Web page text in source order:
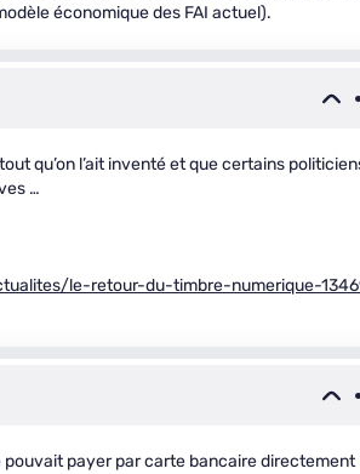
économique des FAI actuel).
qu’on l’ait inventé et que certains
…
le-retour-du-timbre-numerique-
pouvait payer par carte bancaire directement